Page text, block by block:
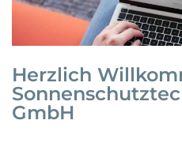
Herzlich
GmbH